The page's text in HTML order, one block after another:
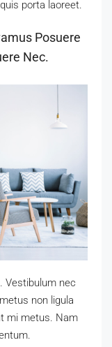
porta laoreet.
Posuere
Nec.
Vestibulum nec
non ligula
mi metus. Nam